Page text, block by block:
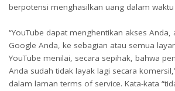
berpotensi menghasilkan uang dalam waktu
“YouTube dapat menghentikan akses Anda,
Google Anda, ke sebagian atau semua
YouTube menilai, secara sepihak, bahwa
Anda sudah tidak layak lagi secara
dalam laman terms of service. Kata-kata